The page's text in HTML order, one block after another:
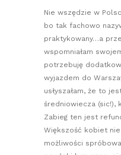
Nie wszędzie w
bo tak fachowo
praktykowany…a
wspomniałam
potrzebuję
wyjazdem do
usłyszałam, że to
średniowiecza (sic!),
Zabieg ten jest
Większość kobiet
możliwości